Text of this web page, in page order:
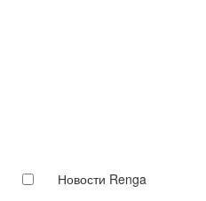
Новости Renga